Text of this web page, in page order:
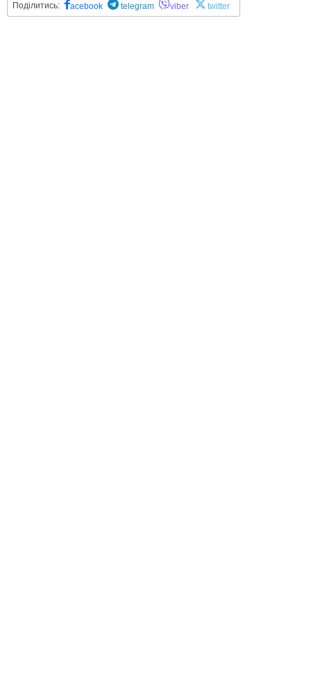
Поділитись: acebook telegram viber twitter